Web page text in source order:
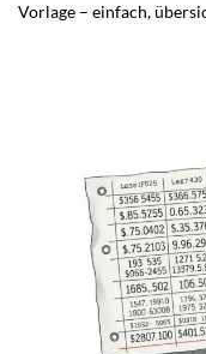
Vorlage – einfach,